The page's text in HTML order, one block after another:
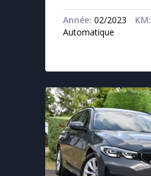
Année: 02/2023 KM:
Automatique